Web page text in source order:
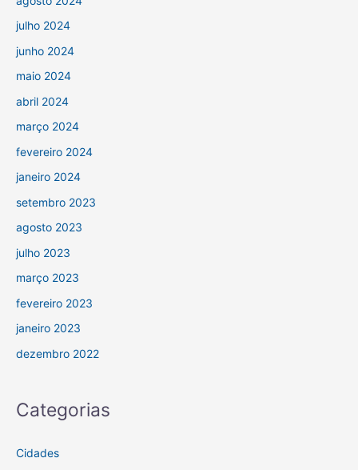
julho 2024
junho 2024
maio 2024
abril 2024
março 2024
fevereiro 2024
janeiro 2024
setembro 2023
agosto 2023
julho 2023
março 2023
fevereiro 2023
janeiro 2023
dezembro 2022
Categorias
Cidades